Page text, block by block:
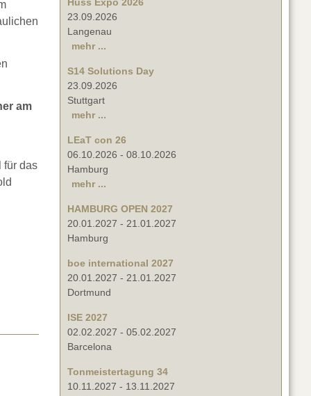
am
für das
Huss Expo 2026
23.09.2026
Langenau
mehr ...
S14 Solutions Day
23.09.2026
Stuttgart
mehr ...
LEaT con 26
06.10.2026 - 08.10.2026
Hamburg
mehr ...
HAMBURG OPEN 2027
20.01.2027 - 21.01.2027
Hamburg
boe international 2027
20.01.2027 - 21.01.2027
Dortmund
ISE 2027
02.02.2027 - 05.02.2027
Barcelona
Tonmeistertagung 34
10.11.2027 - 13.11.2027